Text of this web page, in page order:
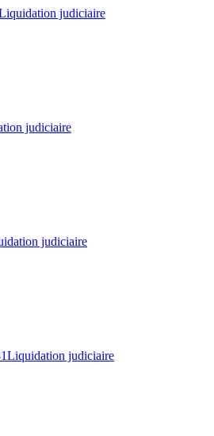
judiciaire
judiciaire
judiciaire
Liquidation judiciaire